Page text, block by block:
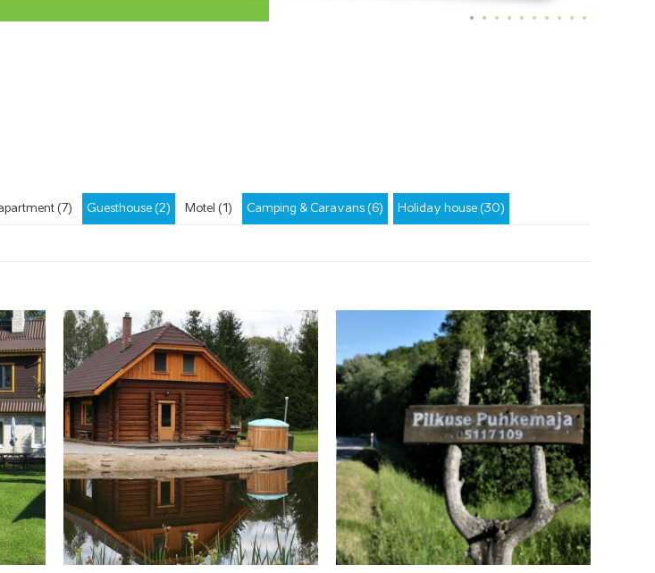
(7) Guesthouse (2) Motel (1) Camping & Caravans (6) Holiday house (30)